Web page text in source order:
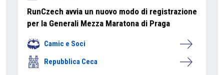
RunCzech avvia un nuovo modo di registrazione
per la Generali Mezza Maratona di Praga
Camic e Soci
Repubblica Ceca